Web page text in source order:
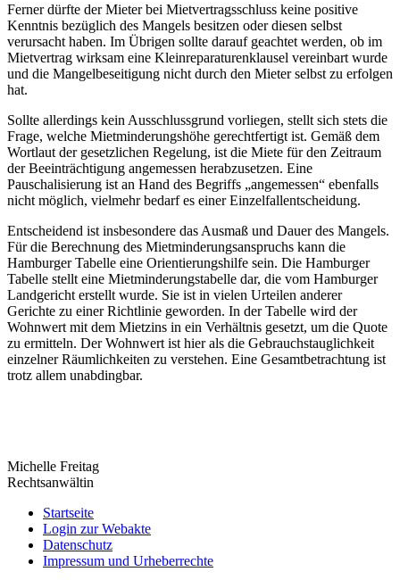
Ferner dürfte der Mieter bei Mietvertragsschluss keine positive
Kenntnis bezüglich des Mangels besitzen oder diesen selbst
verursacht haben. Im Übrigen sollte darauf geachtet werden, ob im
Mietvertrag wirksam eine Kleinreparaturenklausel vereinbart wurde
und die Mangelbeseitigung nicht durch den Mieter selbst zu erfolgen
hat.
Sollte allerdings kein Ausschlussgrund vorliegen, stellt sich stets die
Frage, welche Mietminderungshöhe gerechtfertigt ist. Gemäß dem
Wortlaut der gesetzlichen Regelung, ist die Miete für den Zeitraum
der Beeinträchtigung angemessen herabzusetzen. Eine
Pauschalisierung ist an Hand des Begriffs „angemessen“ ebenfalls
nicht möglich, vielmehr bedarf es einer Einzelfallentscheidung.
Entscheidend ist insbesondere das Ausmaß und Dauer des Mangels.
Für die Berechnung des Mietminderungsanspruchs kann die
Hamburger Tabelle eine Orientierungshilfe sein. Die Hamburger
Tabelle stellt eine Mietminderungstabelle dar, die vom Hamburger
Landgericht erstellt wurde. Sie ist in vielen Urteilen anderer
Gerichte zu einer Richtlinie geworden. In der Tabelle wird der
Wohnwert mit dem Mietzins in ein Verhältnis gesetzt, um die Quote
zu ermitteln. Der Wohnwert ist hier als die Gebrauchstauglichkeit
einzelner Räumlichkeiten zu verstehen. Eine Gesamtbetrachtung ist
trotz allem unabdingbar.
Michelle Freitag
Rechtsanwältin
Startseite
Login zur Webakte
Datenschutz
Impressum und Urheberrechte